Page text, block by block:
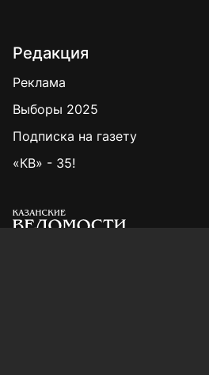
Редакция
Реклама
Выборы 2025
Подписка на газету
«КВ» - 35!